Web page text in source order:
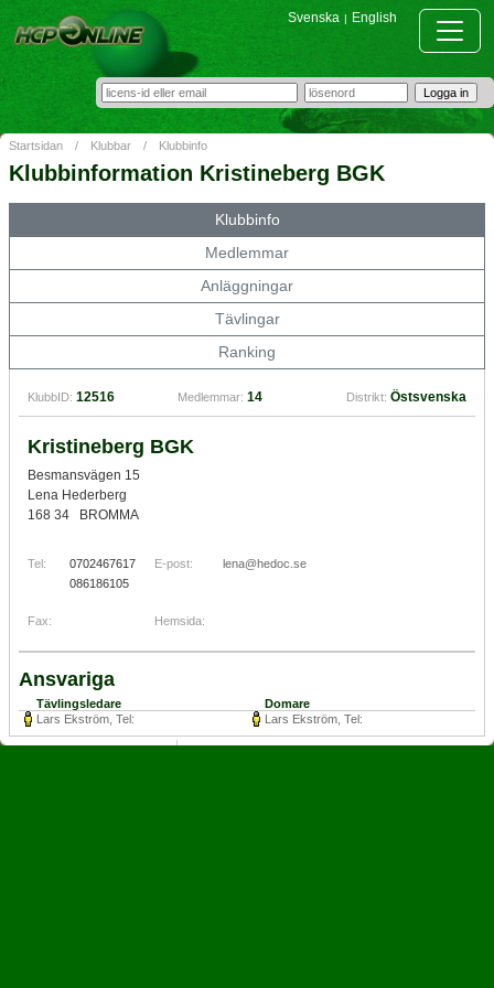
Svenska | English
Startsidan / Klubbar / Klubbinfo
Klubbinformation Kristineberg BGK
Klubbinfo
Medlemmar
Anläggningar
Tävlingar
Ranking
KlubbID: 12516 Medlemmar: 14 Distrikt: Östsvenska
Kristineberg BGK
Besmansvägen 15
Lena Hederberg
168 34 BROMMA
Tel:
0702467617
086186105
E-post: lena@hedoc.se
Fax: Hemsida:
Ansvariga
Tävlingsledare
Domare
Lars Ekström, Tel:
Lars Ekström, Tel: